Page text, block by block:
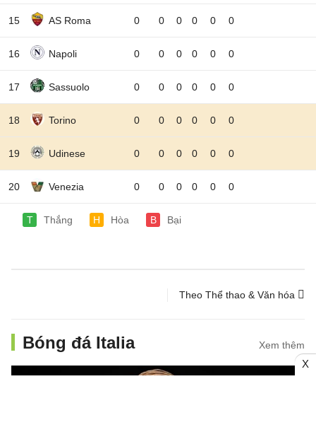
15 AS Roma 0 0 0 0 0 0
16 Napoli 0 0 0 0 0 0
17 Sassuolo 0 0 0 0 0 0
18 Torino 0 0 0 0 0 0
19 Udinese 0 0 0 0 0 0
20 Venezia 0 0 0 0 0 0
T Thắng H Hòa B Bại
Theo Thể thao & Văn hóa
Bóng đá Italia Xem thêm
X